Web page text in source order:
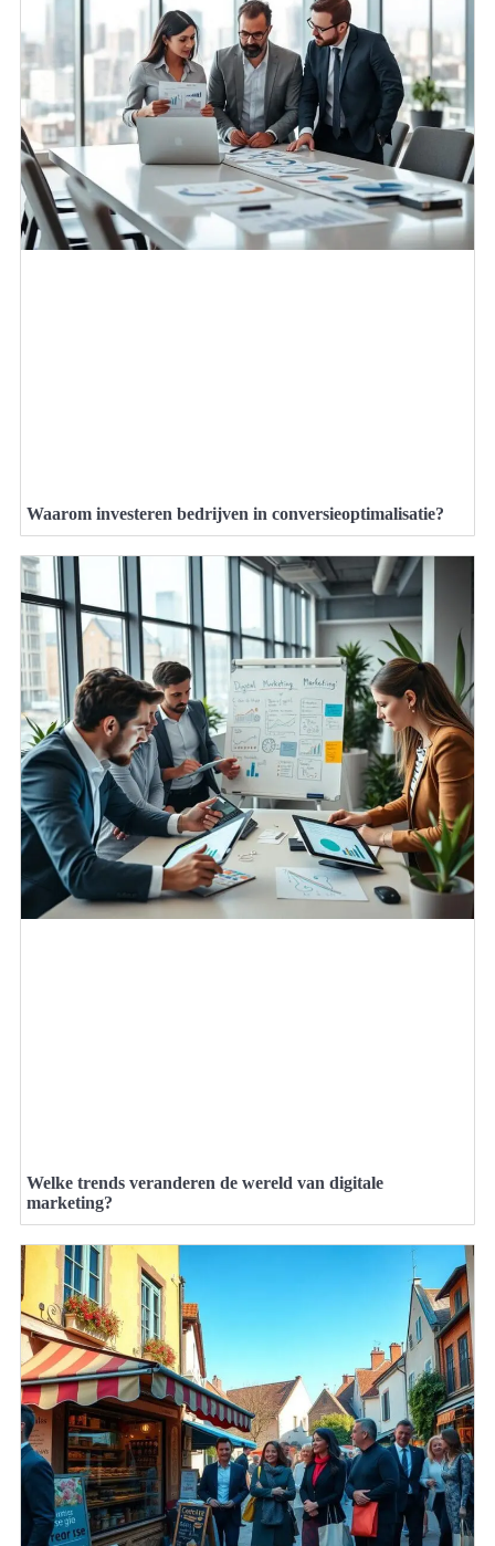
Waarom investeren bedrijven in conversieoptimalisatie?
Welke trends veranderen de wereld van digitale
marketing?